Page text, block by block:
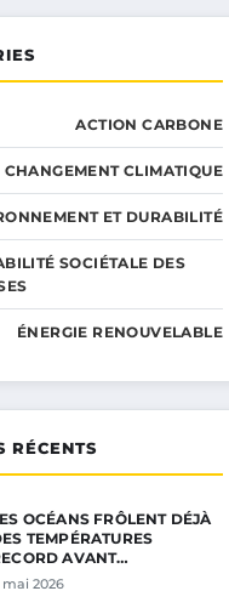
ACTION CARBONE
CHANGEMENT CLIMATIQUE
ET DURABILITÉ
SOCIÉTALE DES
ÉNERGIE RENOUVELABLE
RÉCENTS
OCÉANS FRÔLENT DÉJÀ
TEMPÉRATURES
AVANT…
mai 2026